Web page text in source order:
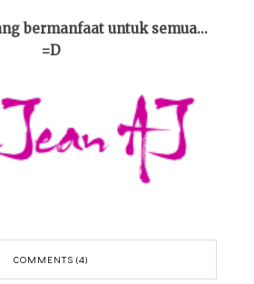
bermanfaat untuk semua...
=D
COMMENTS (4)